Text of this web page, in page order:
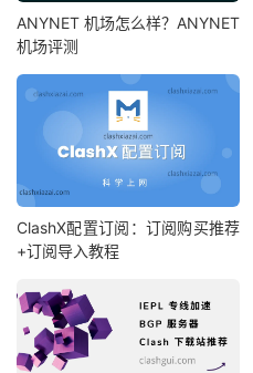
ANYNET 机场怎么样？ANYNET
机场评测
ClashX配置订阅：订阅购买推荐
+订阅导入教程